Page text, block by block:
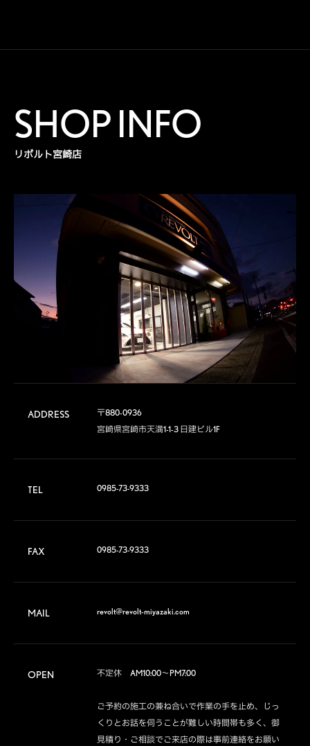
SHOP INFO
リボルト宮崎店
ADDRESS
〒880-0936
宮崎県宮崎市天満1-1-3 日建ビル1F
TEL 0985-73-9333
FAX 0985-73-9333
MAIL revolt@revolt-miyazaki.com
OPEN 不定休　AM10:00～PM7:00
ご予約の施工の兼ね合いで作業の手を止め、じっ
くりとお話を伺うことが難しい時間帯も多く、御
見積り・ご相談でご来店の際は事前連絡をお願い